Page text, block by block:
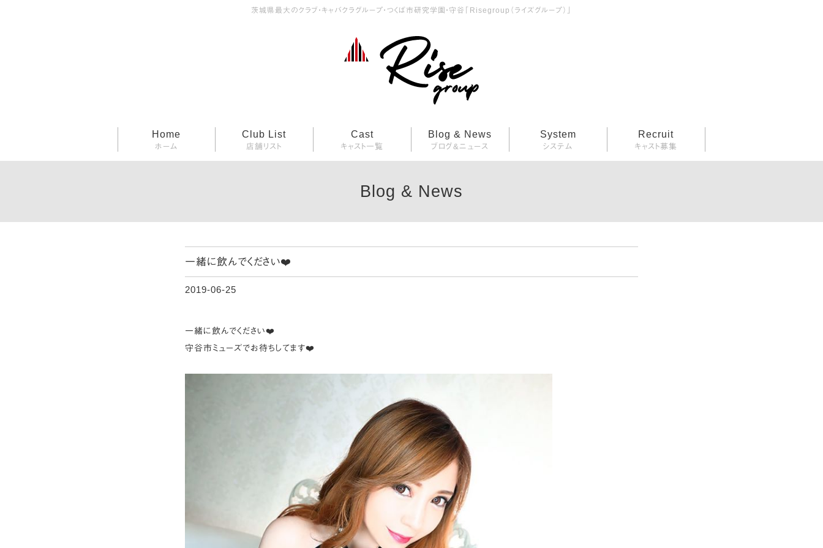
茨城県最大のクラブ・キャバクラグループ・つくば市研究学園・守谷「Risegroup（ライズグループ）」
テ
ス
Home
ホーム
Club List
店舗リスト
Cast
キャスト一覧
Blog & News
ブログ&ニュース
System
システム
Recruit
キャスト募集
Blog & News
一緒に飲んでください❤️
2019-06-25
一緒に飲んでください❤️
守谷市ミューズでお待ちしてます❤️ ️